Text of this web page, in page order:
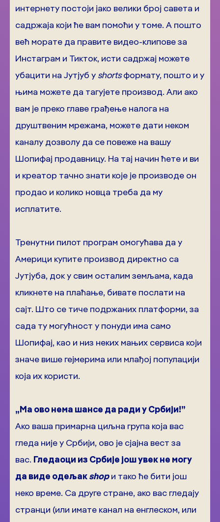
интернету постоји јако велики број савета и
садржаја који ће вам помоћи у томе. А пошто
већ морате да правите видео-клипове за
Инстаграм и Тикток, исти садржај можете
убацити на Јутјуб у shortsформату, пошто и у
њима можете да тагујете производ. Али ако
вам је преко главе грађење налога на
друштвеним мрежама, можете дати неком
каналу дозволу да се повеже на вашу
Шопифај продавницу. На тај начин ћете и ви
и креатор тачно знати које је производе он
продао и колико новца треба да му
исплатите.
Тренутни пилот програм омогућава да у
Америци купите производ директно са
Јутјуба, док у свим осталим земљама, када
кликнете на плаћање, бивате послати на
сајт. Што се тиче подржаних платформи, за
сада ту могућност у понуди има само
Шопифај, као и низ неких мањих сервиса који
значе више гејмерима или млађој популацији
која их користи.
„Ма ово нема шансе да ради у Србији!”
Ако ваша примарна циљна група која вас
гледа није у Србији, ово је сјајна вест за
вас. Гледаоци из Србије још увек не могу
да виде одељакshopи тако ће бити још
неко време. Са друге стране, ако вас гледају
странци (или имате канал на енглеском, или